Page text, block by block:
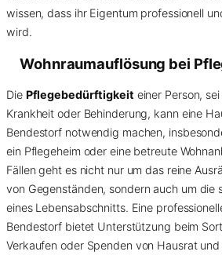
wissen, dass ihr Eigentum professionell
wird.
Wohnraumauflösung bei
Die Pflegebedürftigkeit einer Person,
Krankheit oder Behinderung, kann eine
Bendestorf notwendig machen,
ein Pflegeheim oder eine betreute
Fällen geht es nicht nur um das reine
von Gegenständen, sondern auch um die
eines Lebensabschnitts. Eine
Bendestorf bietet Unterstützung beim
Verkaufen oder Spenden von Hausrat